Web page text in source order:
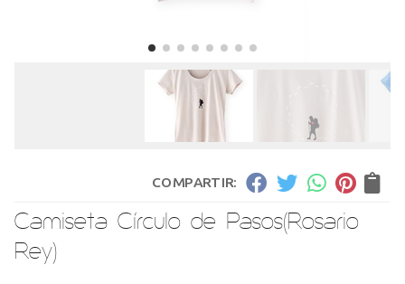
COMPARTIR:
Camiseta Círculo de Pasos(Rosario
Rey)